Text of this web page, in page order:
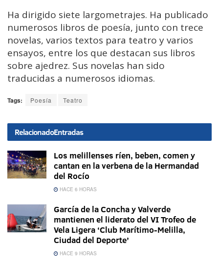
Ha dirigido siete largometrajes. Ha publicado
numerosos libros de poesía, junto con trece
novelas, varios textos para teatro y varios
ensayos, entre los que destacan sus libros
sobre ajedrez. Sus novelas han sido
traducidas a numerosos idiomas.
Tags: Poesía Teatro
RelacionadoEntradas
Los melillenses ríen, beben, comen y
cantan en la verbena de la Hermandad
del Rocío
HACE 6 HORAS
García de la Concha y Valverde
mantienen el liderato del VI Trofeo de
Vela Ligera ‘Club Marítimo-Melilla,
Ciudad del Deporte’
HACE 9 HORAS